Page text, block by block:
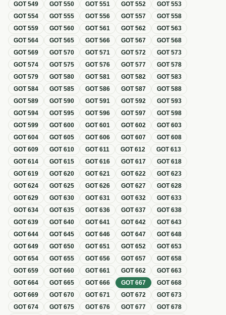
GOT549 GOT550 GOT551 GOT552 GOT553
GOT554 GOT555 GOT556 GOT557 GOT558
GOT559 GOT560 GOT561 GOT562 GOT563
GOT564 GOT565 GOT566 GOT567 GOT568
GOT569 GOT570 GOT571 GOT572 GOT573
GOT574 GOT575 GOT576 GOT577 GOT578
GOT579 GOT580 GOT581 GOT582 GOT583
GOT584 GOT585 GOT586 GOT587 GOT588
GOT589 GOT590 GOT591 GOT592 GOT593
GOT594 GOT595 GOT596 GOT597 GOT598
GOT599 GOT600 GOT601 GOT602 GOT603
GOT604 GOT605 GOT606 GOT607 GOT608
GOT609 GOT610 GOT611 GOT612 GOT613
GOT614 GOT615 GOT616 GOT617 GOT618
GOT619 GOT620 GOT621 GOT622 GOT623
GOT624 GOT625 GOT626 GOT627 GOT628
GOT629 GOT630 GOT631 GOT632 GOT633
GOT634 GOT635 GOT636 GOT637 GOT638
GOT639 GOT640 GOT641 GOT642 GOT643
GOT644 GOT645 GOT646 GOT647 GOT648
GOT649 GOT650 GOT651 GOT652 GOT653
GOT654 GOT655 GOT656 GOT657 GOT658
GOT659 GOT660 GOT661 GOT662 GOT663
GOT664 GOT665 GOT666 GOT667 GOT668
GOT669 GOT670 GOT671 GOT672 GOT673
GOT674 GOT675 GOT676 GOT677 GOT678